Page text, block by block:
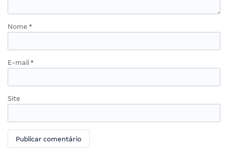
Nome *
E-mail *
Site